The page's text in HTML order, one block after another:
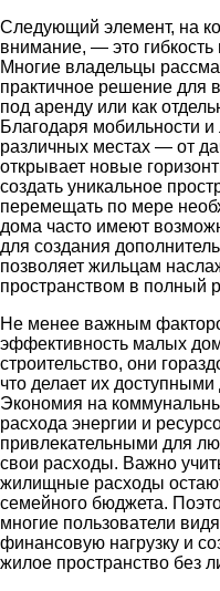
Следующий элемент, на
внимание, — это гибкость
Многие владельцы
практичное решение для
под аренду или как
Благодаря мобильности и
различных местах — от
открывает новые
создать уникальное
перемещать по мере
дома часто имеют
для создания
позволяет жильцам
пространством в полный
Не менее важным
эффективность малых
строительство, они
что делает их
Экономия на
расхода энергии и
привлекательными для
свои расходы. Важно
жилищные расходы
семейного бюджета.
многие пользователи
финансовую нагрузку и
жилое пространство без